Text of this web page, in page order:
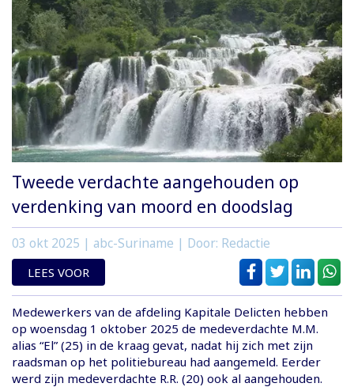
Tweede verdachte aangehouden op
verdenking van moord en doodslag
03 okt 2025 | abc-Suriname | Door: Redactie
LEES VOOR
Medewerkers van de afdeling Kapitale Delicten hebben
op woensdag 1 oktober 2025 de medeverdachte M.M.
alias “El” (25) in de kraag gevat, nadat hij zich met zijn
raadsman op het politiebureau had aangemeld. Eerder
werd zijn medeverdachte R.R. (20) ook al aangehouden.